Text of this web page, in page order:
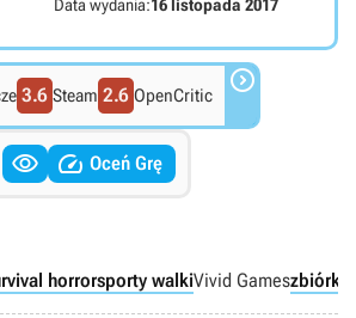
Data wydania:16 listopada 2017
3.6 Steam 2.6 OpenCritic 
  Oceń Grę
horrorsporty walkiVivid Gameszbiórki